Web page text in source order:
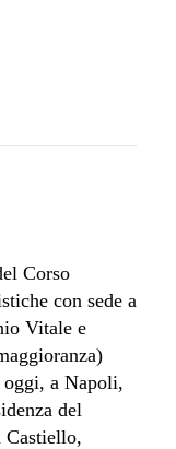
Corso
con sede a
Vitale e
a Napoli,
del